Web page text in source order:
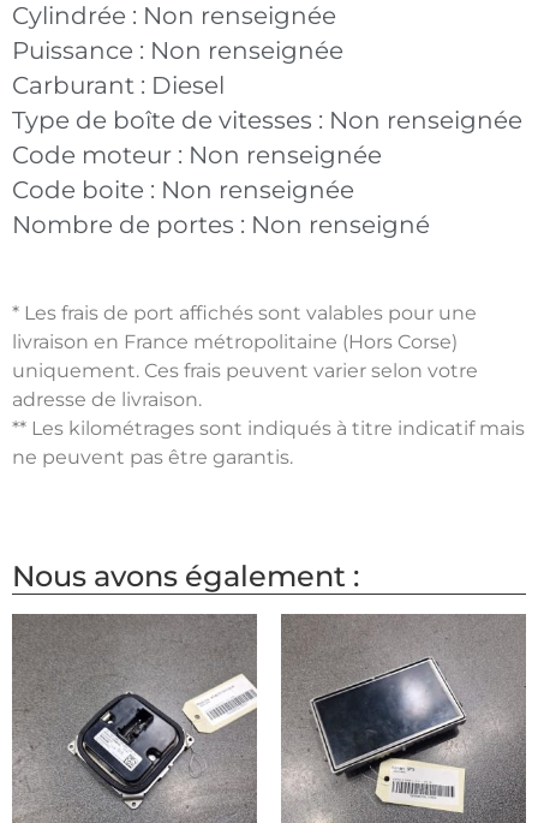
Cylindrée : Non renseignée
Puissance : Non renseignée
Carburant : Diesel
Type de boîte de vitesses : Non renseignée
Code moteur : Non renseignée
Code boite : Non renseignée
Nombre de portes : Non renseigné
* Les frais de port affichés sont valables pour une
livraison en France métropolitaine (Hors Corse)
uniquement. Ces frais peuvent varier selon votre
adresse de livraison.
** Les kilométrages sont indiqués à titre indicatif mais
ne peuvent pas être garantis.
Nous avons également :